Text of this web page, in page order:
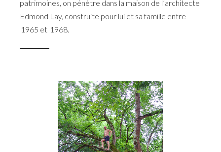
patrimoines, on pénètre dans la maison de l’architecte
Edmond Lay, construite pour lui et sa famille entre
1965 et 1968.